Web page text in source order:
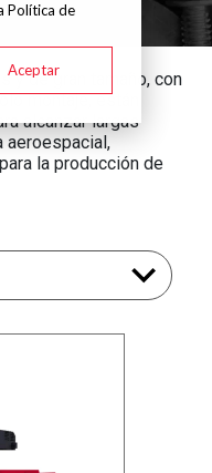
Política de
Aceptar
y de gran tamaño, con
montaje, están
alcanzar largas
aeroespacial,
la producción de